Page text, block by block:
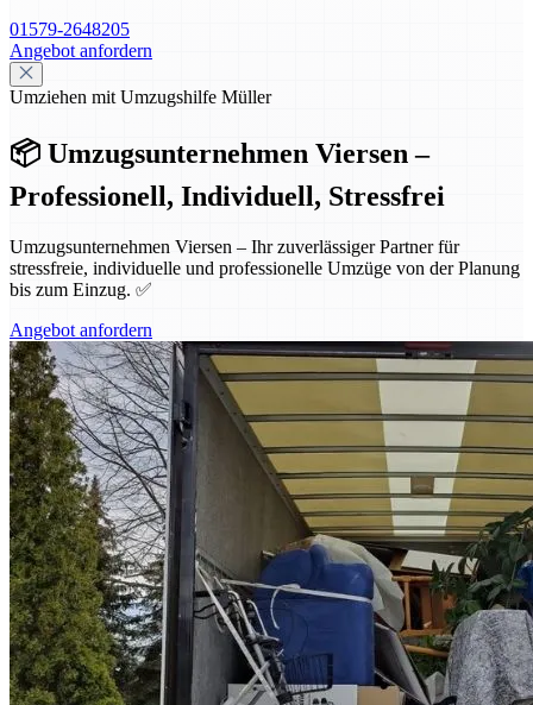
01579-2648205
Angebot anfordern
Umziehen mit Umzugshilfe Müller
📦 Umzugsunternehmen Viersen –
Professionell, Individuell, Stressfrei
Umzugsunternehmen Viersen – Ihr zuverlässiger Partner für
stressfreie, individuelle und professionelle Umzüge von der Planung
bis zum Einzug. ✅
Angebot anfordern